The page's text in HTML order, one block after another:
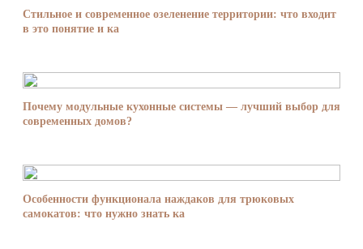
Стильное и современное озеленение территории: что входит
в это понятие и ка
Почему модульные кухонные системы — лучший выбор для
современных домов?
Особенности функционала наждаков для трюковых
самокатов: что нужно знать ка